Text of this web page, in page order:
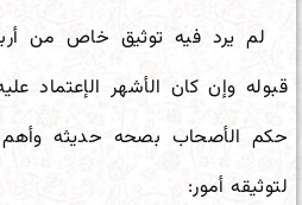
لم یرد فیه توثیق خاص من
قبوله وإن کان الأشهر الإعتماد
حکم الأصحاب بصحه حدیثه
لتوثیقه أمور: